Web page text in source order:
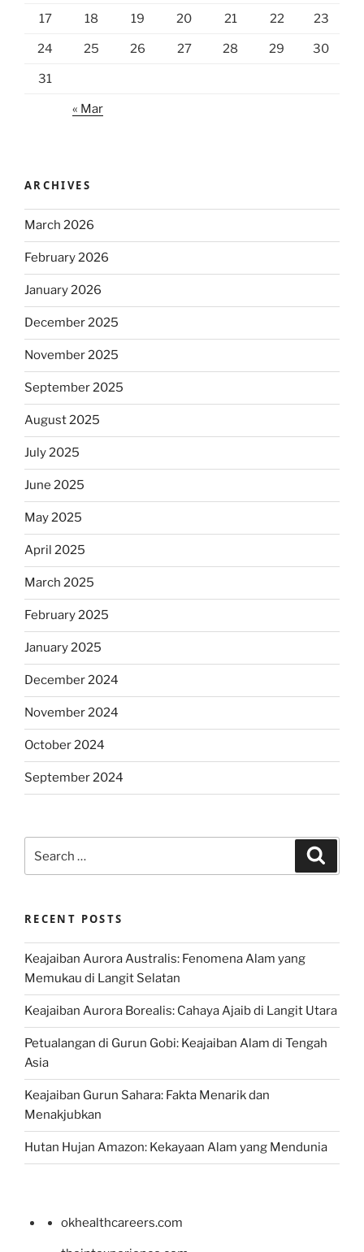
17 18 19 20 21 22 23
24 25 26 27 28 29 30
31
« Mar
ARCHIVES
March 2026
February 2026
January 2026
December 2025
November 2025
September 2025
August 2025
July 2025
June 2025
May 2025
April 2025
March 2025
February 2025
January 2025
December 2024
November 2024
October 2024
September 2024
for:
RECENT POSTS
Keajaiban Aurora Australis: Fenomena Alam yang
Memukau di Langit Selatan
Keajaiban Aurora Borealis: Cahaya Ajaib di Langit Utara
Petualangan di Gurun Gobi: Keajaiban Alam di Tengah
Asia
Keajaiban Gurun Sahara: Fakta Menarik dan
Menakjubkan
Hutan Hujan Amazon: Kekayaan Alam yang Mendunia
okhealthcareers.com